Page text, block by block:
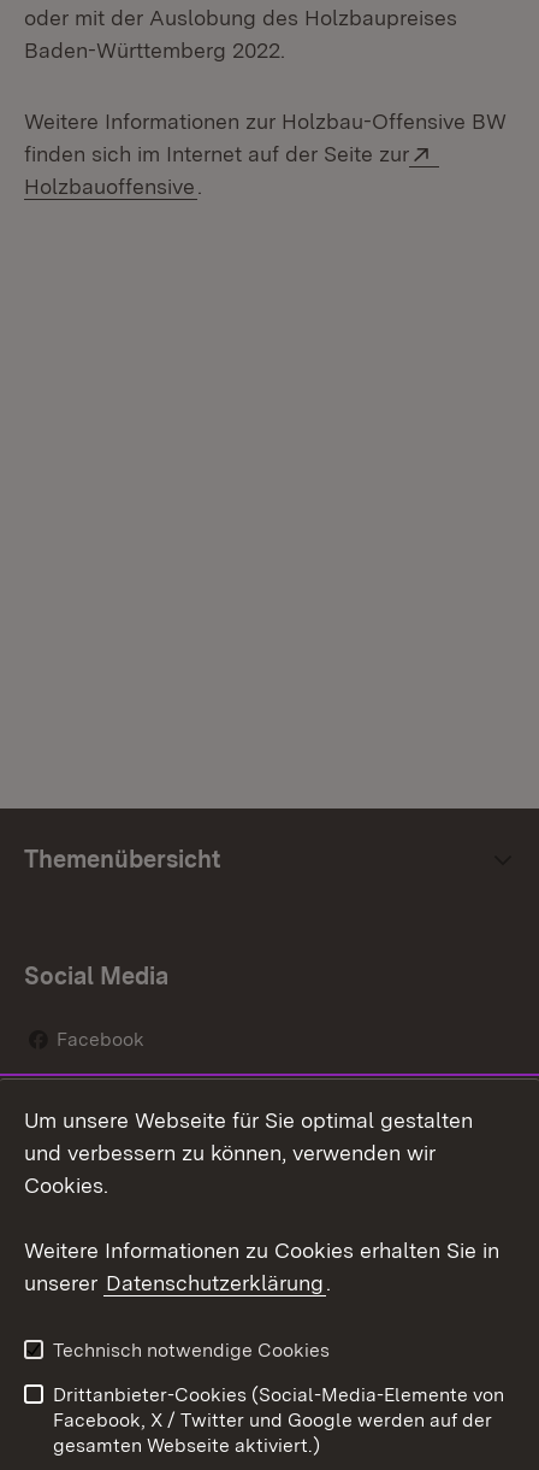
oder mit der Auslobung des Holzbaupreises
Baden-Württemberg 2022.
Weitere Informationen zur Holzbau-Offensive BW
finden sich im Internet auf der Seite zur
Holzbauoffensive
Themenübersicht
Social Media
Facebook
Social Wall
Youtube
Kontakt
Datenschutz
Barrierefreiheit
Impressum Cookies
Um unsere Webseite für Sie optimal gestalten
und verbessern zu können, verwenden wir
Cookies.
Weitere Informationen zu Cookies erhalten Sie in
unserer Datenschutzerklärung.
Technisch notwendige Cookies
Drittanbieter-Cookies (Social-Media-Elemente von
Facebook, X / Twitter und Google werden auf der
gesamten Webseite aktiviert.)